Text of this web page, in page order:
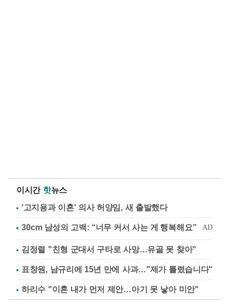
이시간 핫뉴스
'고지용과 이혼' 의사 허양임, 새 출발했다
김정렬 "친형 군대서 구타로 사망…유골 못 찾아"
표창원, 남규리에 15년 만에 사과…"제가 틀렸습니다"
하리수 "이혼 내가 먼저 제안…아기 못 낳아 미안"